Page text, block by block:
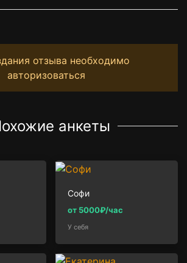
отзыва необходимо
авторизоваться
анкеты
Софи
от 5000₽/час
У себя